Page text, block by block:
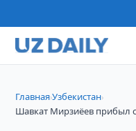
Главная›Узбекистан›
Шавкат Мирзиёев прибыл